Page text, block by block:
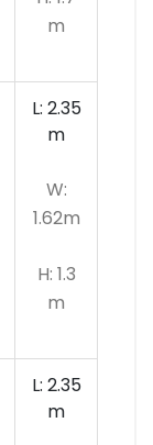
m
L: 2.35
m
W:
1.62m
H: 1.3
m
L: 2.35
m